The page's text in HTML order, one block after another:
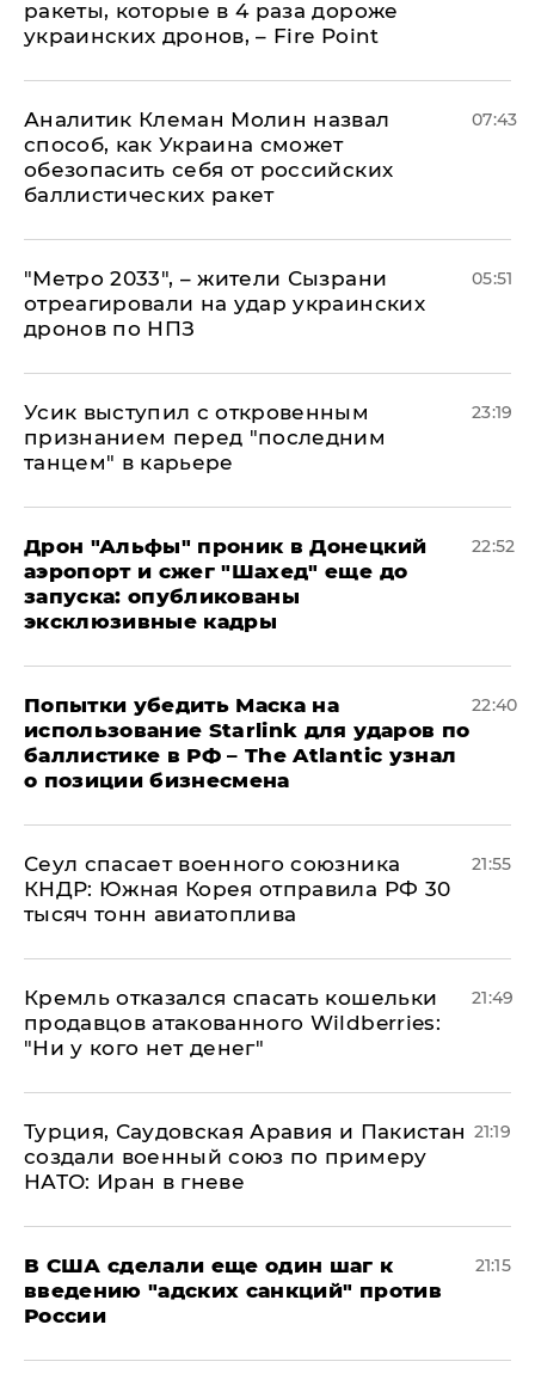
ракеты, которые в 4 раза дороже
украинских дронов, – Fire Point
Аналитик Клеман Молин назвал
способ, как Украина сможет
обезопасить себя от российских
баллистических ракет
07:43
"Метро 2033", – жители Сызрани
отреагировали на удар украинских
дронов по НПЗ
05:51
Усик выступил с откровенным
признанием перед "последним
танцем" в карьере
23:19
Дрон "Альфы" проник в Донецкий
аэропорт и сжег "Шахед" еще до
запуска: опубликованы
эксклюзивные кадры
22:52
Попытки убедить Маска на
использование Starlink для ударов по
баллистике в РФ – The Atlantic узнал
о позиции бизнесмена
22:40
​Сеул спасает военного союзника
КНДР: Южная Корея отправила РФ 30
тысяч тонн авиатоплива
21:55
Кремль отказался спасать кошельки
продавцов атакованного Wildberries:
"Ни у кого нет денег"
21:49
Турция, Саудовская Аравия и Пакистан
создали военный союз по примеру
НАТО: Иран в гневе
21:19
В США сделали еще один шаг к
введению "адских санкций" против
России
21:15